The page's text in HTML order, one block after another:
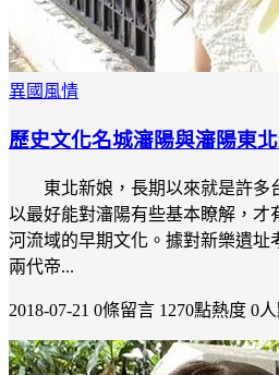
異國風情
歷史文化名城瀋陽與瀋陽東
東北新娘，長期以來就是許
以最好能對瀋陽有些基本瞭解，
河流域的早期文化。據對新樂遺址
兩代帝...
2018-07-21 0條留言 1270點熱度 0